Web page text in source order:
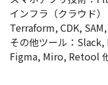
インフラ（クラウド
Terraform, CDK,
その他ツール：
Figma, Miro, Retool